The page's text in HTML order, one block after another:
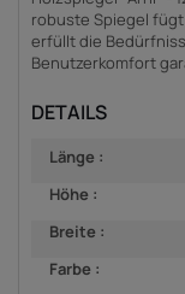
robuste Spiegel
erfüllt die
Benutzerkomfort
DETAILS
Länge :
Höhe :
Breite :
Farbe :